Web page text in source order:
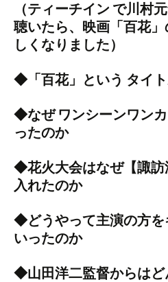
（ティーチイン で川村
聴いたら、映画「百花
しくなりました）
◆「百花」という タイ
◆なぜ ワンシーンワン
ったのか
◆花火大会はなぜ【諏訪
入れたのか
◆どうやって主演の方を
いったのか
◆山田洋二監督からはど